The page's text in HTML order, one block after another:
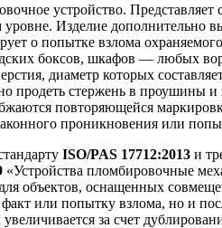
устройство.
Изделие дополнительно
о попытке взлома
боксов, шкафов — любых
диаметр которых
продеть стержень в
повторяющейся
проникновения или
ISO/PAS 17712:2013 и
«Устройства пломбировочные
объектов, оснащенных
или попытку взлома, но и
за счет